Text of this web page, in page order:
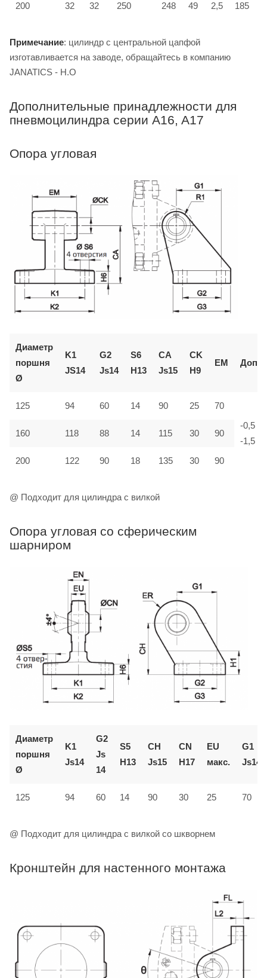
200 32 32 250 248 49 2,5 185
Примечание: цилиндр с центральной цапфой
изготавливается на заводе, обращайтесь в компанию
JANATICS - H.O
Дополнительные принадлежности для
пневмоцилиндра серии A16, A17
Опора угловая
Диаметр
поршня
Ø
K1
JS14
G2
Js14
S6
H13
CA
Js15
CK
H9
EM Доп.
125 94 60 14 90 25 70
-0,5
-1,5
160 118 88 14 115 30 90
200 122 90 18 135 30 90
@ Подходит для цилиндра с вилкой
Опора угловая со сферическим
шарниром
Диаметр
поршня
Ø
K1
Js14
G2
Js
14
S5
H13
CH
Js15
CN
H17
EU
макс.
G1
Js14
125 94 60 14 90 30 25 70
@ Подходит для цилиндра с вилкой со шкворнем
Кронштейн для настенного монтажа